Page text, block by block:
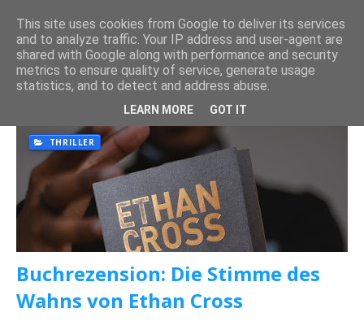
Es werden Posts vom Juli, 2022 angezeigt.
THRILLER
Buchrezension: Die Stimme des
Wahns von Ethan Cross
This site uses cookies from Google to deliver its services
and to analyze traffic. Your IP address and user-agent are
shared with Google along with performance and security
metrics to ensure quality of service, generate usage
statistics, and to detect and address abuse.
LEARN MORE GOT IT